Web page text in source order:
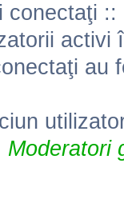
conectaţi
activi
au
Moderatori